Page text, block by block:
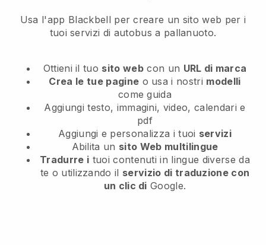
Usa l'app Blackbell per creare un sito web per i
tuoi servizi di autobus a pallanuoto.
Ottieni il tuo sito webcon un URL di marca
Crea le tue pagine o usa i nostri modelli
come guida
Aggiungi testo, immagini, video, calendari e
pdf
Aggiungi e personalizza i tuoi servizi
Abilita un sito Web multilingue
Tradurre i tuoi contenuti in lingue diverse da
te o utilizzando il servizio di traduzione con
un clic di Google.